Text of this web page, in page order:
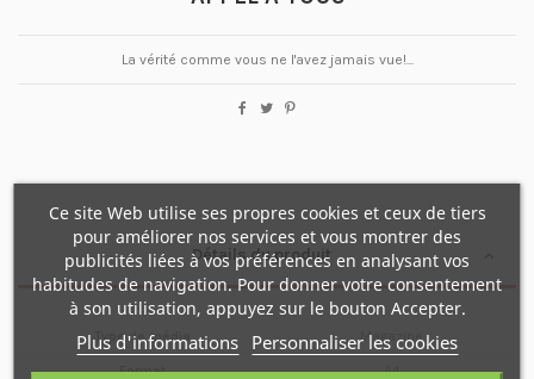
La vérité comme vous ne l'avez jamais vue!...
Détails du produit
Type de média Magazine
Format A4
Ce site Web utilise ses propres cookies et ceux de tiers
pour améliorer nos services et vous montrer des
publicités liées à vos préférences en analysant vos
habitudes de navigation. Pour donner votre consentement
à son utilisation, appuyez sur le bouton Accepter.
Plus d'informations Personnaliser les cookies